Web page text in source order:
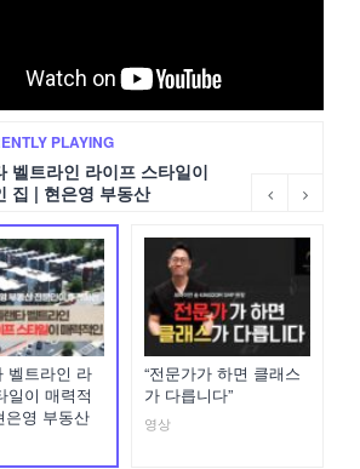
PLAYING
벨트라인 라이프 스타일이
집 | 현은영 부동산
벨트라인 라
일이 매력적
은영 부동산
“전문가가 하면 클래스
가 다릅니다”
영상